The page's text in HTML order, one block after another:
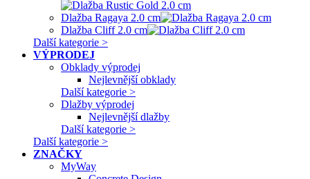
Dlažba Ragaya 2.0 cm
Dlažba Cliff 2.0 cm
Další kategorie >
VÝPRODEJ
Obklady výprodej
Nejlevnější obklady
Další kategorie >
Dlažby výprodej
Nejlevnější dlažby
Další kategorie >
Další kategorie >
ZNAČKY
MyWay